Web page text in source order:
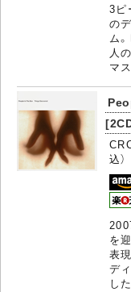
3ピ
の
ム
人
マ
込）
を
表
デ
し